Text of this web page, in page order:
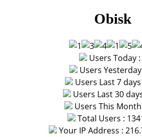
Obisk
Users Today :
Users Yesterday
Users Last 7 days
Users Last 30
Users This Month
Total Users :
Your IP Address :